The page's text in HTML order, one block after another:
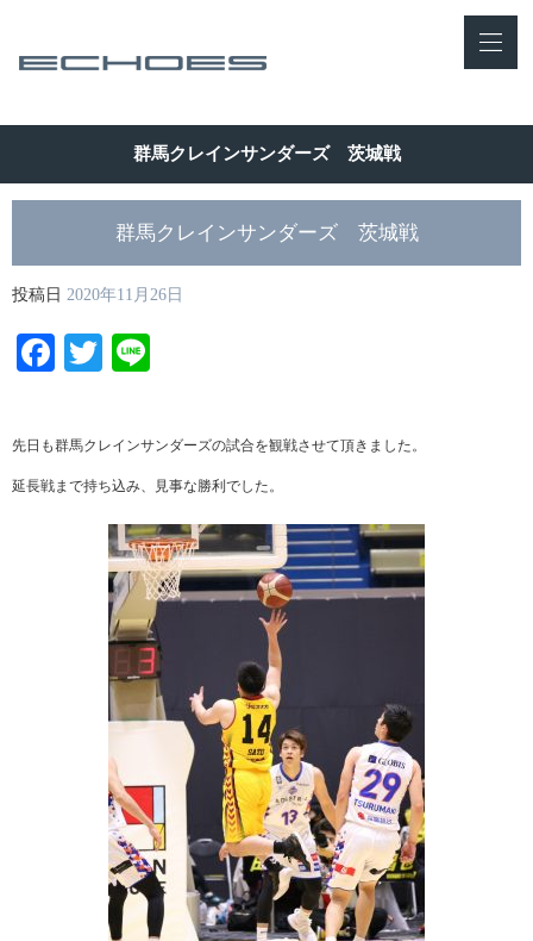
群馬クレインサンダーズ 茨城戦
群馬クレインサンダーズ 茨城戦
投稿日 2020年11月26日
Facebook
Twitter
先日も群馬クレインサンダーズの試合を観戦させて頂きました。
延長戦まで持ち込み、見事な勝利でした。